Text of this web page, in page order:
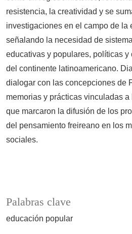
Palabras clave
educación popular
resistencia, la creatividad y se
investigaciones en el campo de la
señalando la necesidad de
educativas y populares, políticas y
del continente latinoamericano.
dialogar con las concepciones de
memorias y prácticas vinculadas
que marcaron la difusión de los
del pensamiento freireano en los
sociales.